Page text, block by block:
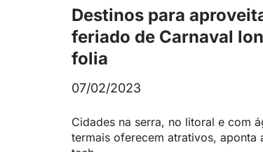
Destinos para
feriado de Carnaval
folia
07/02/2023
Cidades na serra, no litoral e com
termais oferecem atrativos, aponta